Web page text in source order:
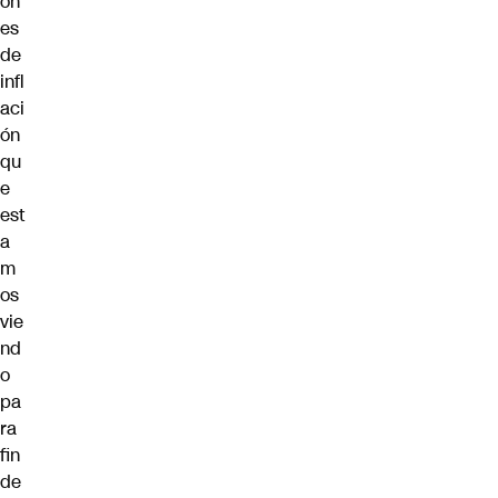
es
de
infl
aci
ón
qu
e
est
a
m
os
vie
nd
o
pa
ra
fin
de